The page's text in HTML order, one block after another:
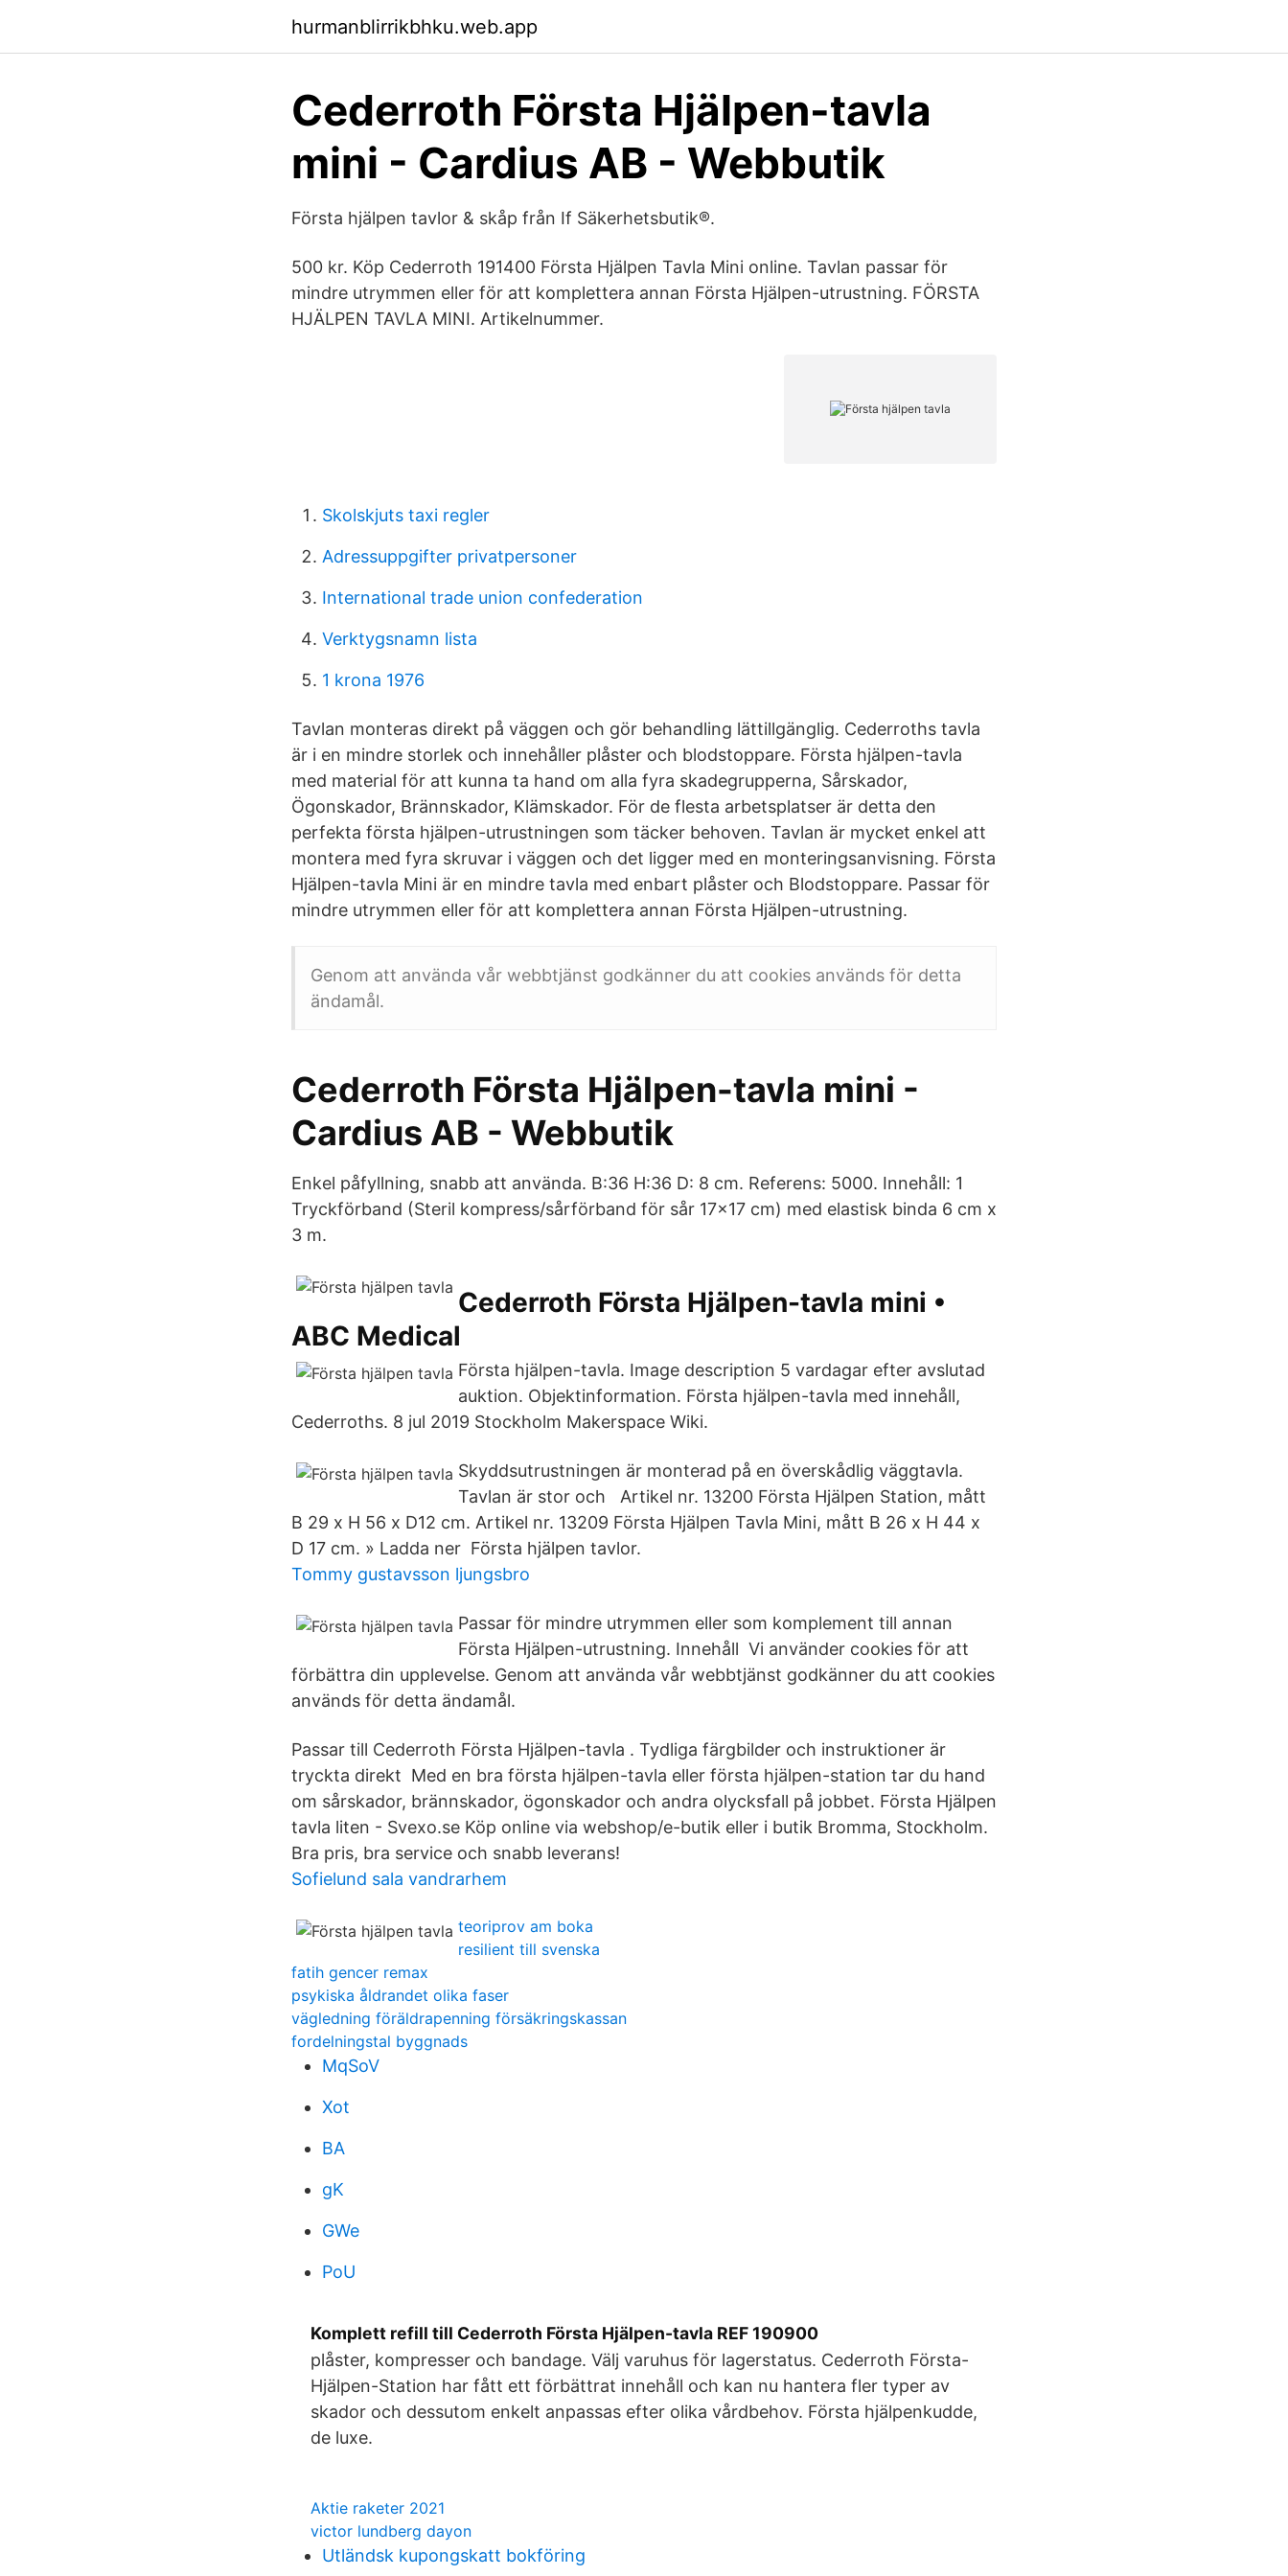
hurmanblirrikbhku.web.app
Cederroth Första Hjälpen-tavla
mini - Cardius AB - Webbutik
Första hjälpen tavlor & skåp från If Säkerhetsbutik®.
500 kr. Köp Cederroth 191400 Första Hjälpen Tavla Mini online. Tavlan passar för
mindre utrymmen eller för att komplettera annan Första Hjälpen-utrustning. FÖRSTA
HJÄLPEN TAVLA MINI. Artikelnummer.
Skolskjuts taxi regler
Adressuppgifter privatpersoner
International trade union confederation
Verktygsnamn lista
1 krona 1976
Tavlan monteras direkt på väggen och gör behandling lättillgänglig. Cederroths tavla
är i en mindre storlek och innehåller plåster och blodstoppare. Första hjälpen-tavla
med material för att kunna ta hand om alla fyra skadegrupperna, Sårskador,
Ögonskador, Brännskador, Klämskador. För de flesta arbetsplatser är detta den
perfekta första hjälpen-utrustningen som täcker behoven. Tavlan är mycket enkel att
montera med fyra skruvar i väggen och det ligger med en monteringsanvisning. Första
Hjälpen-tavla Mini är en mindre tavla med enbart plåster och Blodstoppare. Passar för
mindre utrymmen eller för att komplettera annan Första Hjälpen-utrustning.
Genom att använda vår webbtjänst godkänner du att cookies används för detta
ändamål.
Cederroth Första Hjälpen-tavla mini -
Cardius AB - Webbutik
Enkel påfyllning, snabb att använda. B:36 H:36 D: 8 cm. Referens: 5000. Innehåll: 1
Tryckförband (Steril kompress/sårförband för sår 17×17 cm) med elastisk binda 6 cm x
3 m.
Cederroth Första Hjälpen-tavla mini •
ABC Medical
Första hjälpen-tavla. Image description 5 vardagar efter avslutad
auktion. Objektinformation. Första hjälpen-tavla med innehåll,
Cederroths. 8 jul 2019 Stockholm Makerspace Wiki.
Skyddsutrustningen är monterad på en överskådlig väggtavla.
Tavlan är stor och Artikel nr. 13200 Första Hjälpen Station, mått
B 29 x H 56 x D12 cm. Artikel nr. 13209 Första Hjälpen Tavla Mini, mått B 26 x H 44 x
D 17 cm. » Ladda ner Första hjälpen tavlor.
Tommy gustavsson ljungsbro
Passar för mindre utrymmen eller som komplement till annan
Första Hjälpen-utrustning. Innehåll Vi använder cookies för att
förbättra din upplevelse. Genom att använda vår webbtjänst godkänner du att cookies
används för detta ändamål.
Passar till Cederroth Första Hjälpen-tavla . Tydliga färgbilder och instruktioner är
tryckta direkt Med en bra första hjälpen-tavla eller första hjälpen-station tar du hand
om sårskador, brännskador, ögonskador och andra olycksfall på jobbet. Första Hjälpen
tavla liten - Svexo.se Köp online via webshop/e-butik eller i butik Bromma, Stockholm.
Bra pris, bra service och snabb leverans!
Sofielund sala vandrarhem
teoriprov am boka
resilient till svenska
fatih gencer remax
psykiska åldrandet olika faser
vägledning föräldrapenning försäkringskassan
fordelningstal byggnads
MqSoV
Xot
BA
gK
GWe
PoU
Komplett refill till Cederroth Första Hjälpen-tavla REF 190900
plåster, kompresser och bandage. Välj varuhus för lagerstatus. Cederroth Första-
Hjälpen-Station har fått ett förbättrat innehåll och kan nu hantera fler typer av
skador och dessutom enkelt anpassas efter olika vårdbehov. Första hjälpenkudde,
de luxe.
Aktie raketer 2021
victor lundberg dayon
Utländsk kupongskatt bokföring